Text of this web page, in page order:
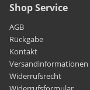
Shop Service
AGB
Rückgabe
Kontakt
Versandinformationen
Widerrufsrecht